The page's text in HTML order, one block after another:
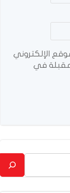
الإلكتروني
في